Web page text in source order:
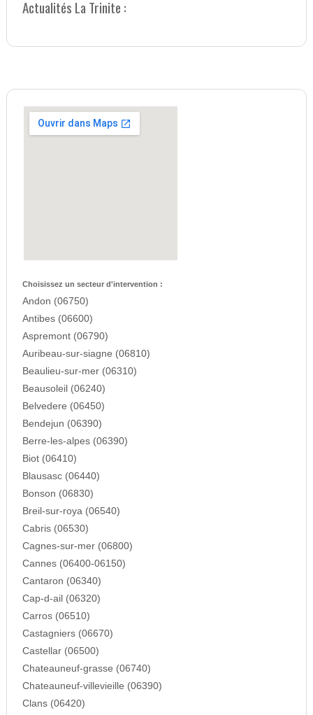
Actualités La Trinite :
Choisissez un secteur d'intervention :
Andon (06750)
Antibes (06600)
Aspremont (06790)
Auribeau-sur-siagne (06810)
Beaulieu-sur-mer (06310)
Beausoleil (06240)
Belvedere (06450)
Bendejun (06390)
Berre-les-alpes (06390)
Biot (06410)
Blausasc (06440)
Bonson (06830)
Breil-sur-roya (06540)
Cabris (06530)
Cagnes-sur-mer (06800)
Cannes (06400-06150)
Cantaron (06340)
Cap-d-ail (06320)
Carros (06510)
Castagniers (06670)
Castellar (06500)
Chateauneuf-grasse (06740)
Chateauneuf-villevieille (06390)
Clans (06420)